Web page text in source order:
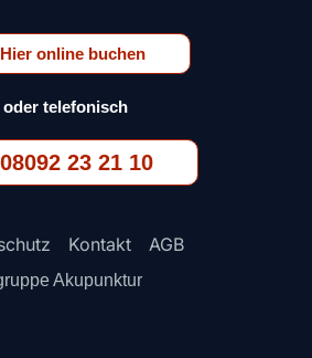
Hier online buchen
oder telefonisch
08092 23 21 10
Kontakt AGB
Akupunktur